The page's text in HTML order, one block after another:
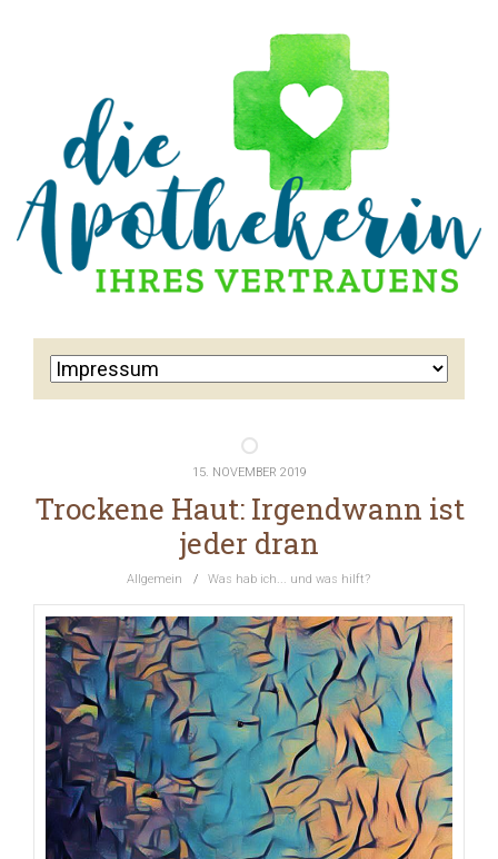
15. NOVEMBER 2019
Trockene Haut: Irgendwann ist
jeder dran
Allgemein / Was hab ich... und was hilft?